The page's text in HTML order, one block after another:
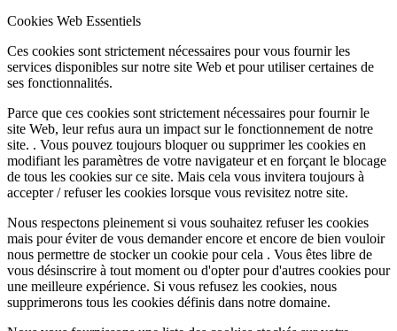
Cookies Web Essentiels
Ces cookies sont strictement nécessaires pour vous fournir les
services disponibles sur notre site Web et pour utiliser certaines de
ses fonctionnalités.
Parce que ces cookies sont strictement nécessaires pour fournir le
site Web, leur refus aura un impact sur le fonctionnement de notre
site. . Vous pouvez toujours bloquer ou supprimer les cookies en
modifiant les paramètres de votre navigateur et en forçant le blocage
de tous les cookies sur ce site. Mais cela vous invitera toujours à
accepter / refuser les cookies lorsque vous revisitez notre site.
Nous respectons pleinement si vous souhaitez refuser les cookies
mais pour éviter de vous demander encore et encore de bien vouloir
nous permettre de stocker un cookie pour cela . Vous êtes libre de
vous désinscrire à tout moment ou d'opter pour d'autres cookies pour
une meilleure expérience. Si vous refusez les cookies, nous
supprimerons tous les cookies définis dans notre domaine.